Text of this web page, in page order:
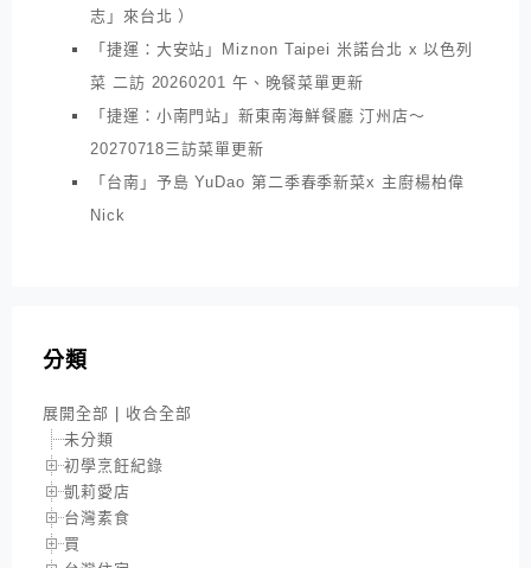
志」來台北 ）
「捷運：大安站」Miznon Taipei 米諾台北 x 以色列
菜 二訪 20260201 午、晚餐菜單更新
「捷運：小南門站」新東南海鮮餐廳 汀州店～
20270718三訪菜單更新
「台南」予島 YuDao 第二季春季新菜x 主廚楊柏偉
Nick
分類
展開全部 | 收合全部
未分類
初學烹飪紀錄
凱莉愛店
台灣素食
買